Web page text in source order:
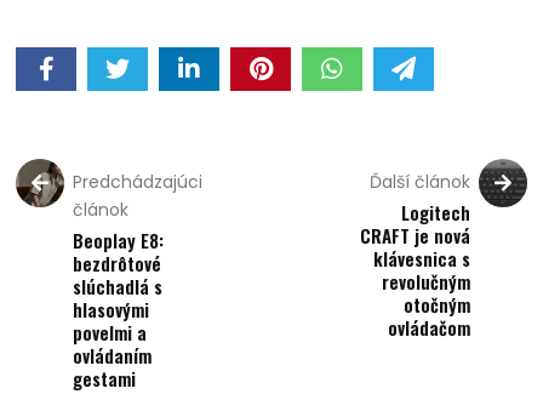
Predchádzajúci
článok
Beoplay E8:
bezdrôtové
slúchadlá s
hlasovými
povelmi a
ovládaním
gestami
Ďalší článok
Logitech
CRAFT je nová
klávesnica s
revolučným
otočným
ovládačom